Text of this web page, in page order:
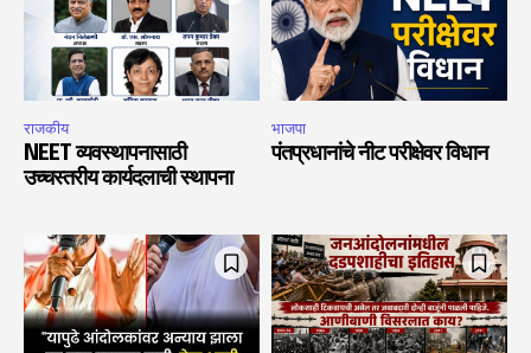
राजकीय
NEET व्यवस्थापनासाठी
उच्चस्तरीय कार्यदलाची स्थापना
भाजपा
पंतप्रधानांचे नीट परीक्षेवर विधान